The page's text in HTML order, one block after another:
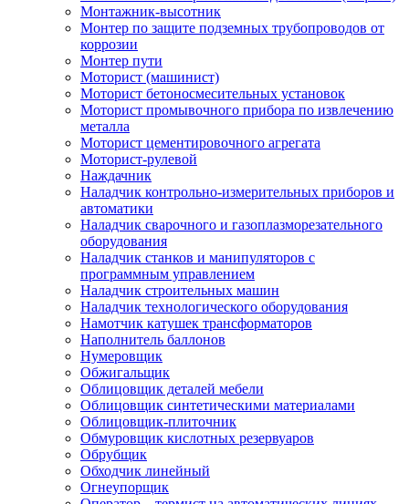
Монтажник-высотник
Монтер по защите подземных трубопроводов от
коррозии
Монтер пути
Моторист (машинист)
Моторист бетоносмесительных установок
Моторист промывочного прибора по извлечению
металла
Моторист цементировочного агрегата
Моторист-рулевой
Наждачник
Наладчик контрольно-измерительных приборов и
автоматики
Наладчик сварочного и газоплазморезательного
оборудования
Наладчик станков и манипуляторов с
программным управлением
Наладчик строительных машин
Наладчик технологического оборудования
Намотчик катушек трансформаторов
Наполнитель баллонов
Нумеровщик
Обжигальщик
Облицовщик деталей мебели
Облицовщик синтетическими материалами
Облицовщик-плиточник
Обмуровщик кислотных резервуаров
Обрубщик
Обходчик линейный
Огнеупорщик